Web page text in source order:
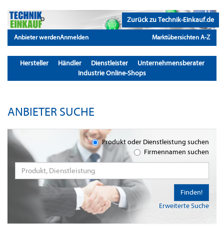
Zurück zu Technik-Einkauf.de
Anbieter werdenAnmelden Marktübersichten A-Z
Hersteller Händler Dienstleister
Unternehmensberater
Industrie Online-Shops
ANBIETER SUCHE
Produkt oder Dienstleistung suchen
Firmennamen suchen
Erweiterte Suche
Finden!